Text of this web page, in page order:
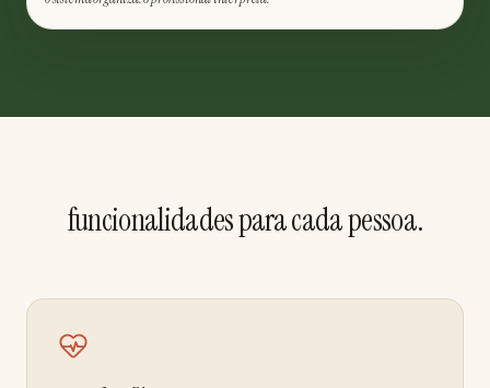
funcionalidades para cada pessoa.